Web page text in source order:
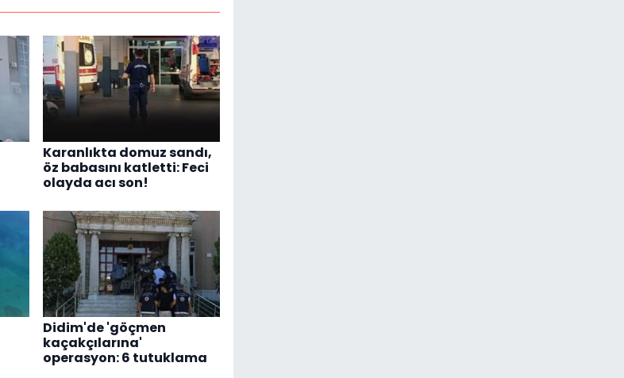
Karanlıkta domuz sandı,
öz babasını katletti: Feci
olayda acı son!
Didim'de 'göçmen
kaçakçılarına'
operasyon: 6 tutuklama